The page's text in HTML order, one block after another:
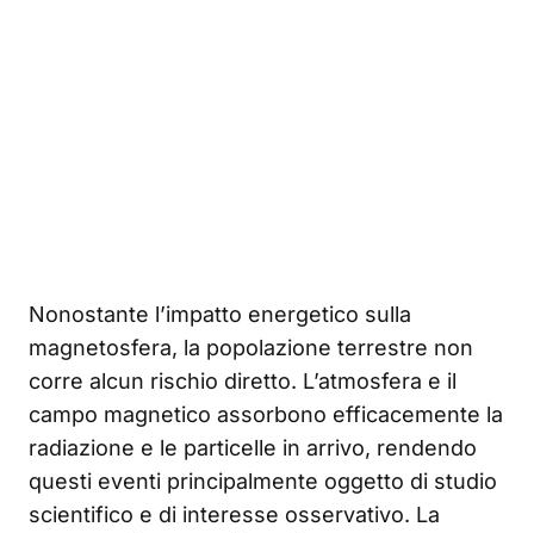
Nonostante l’impatto energetico sulla
magnetosfera, la popolazione terrestre non
corre alcun rischio diretto. L’atmosfera e il
campo magnetico assorbono efficacemente la
radiazione e le particelle in arrivo, rendendo
questi eventi principalmente oggetto di studio
scientifico e di interesse osservativo. La